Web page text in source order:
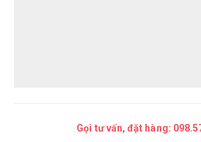
Gọi tư vấn, đặt hàng: